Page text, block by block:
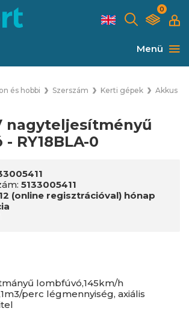
0
Menü
és hobbi Szerszám Kerti gépek
Akkus
nagyteljesítményű
RY18BLA-0
5133005411
(online regisztrációval) hónap
lombfúvó,145km/h
perc légmennyiség, axiális